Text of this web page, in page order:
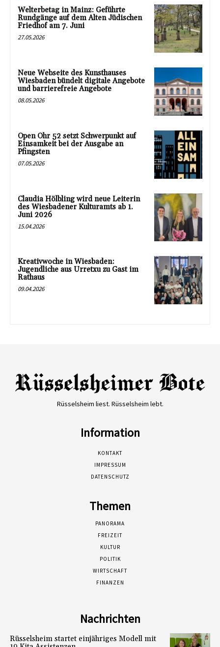
Welterbetag in Mainz: Geführte
Rundgänge auf dem Alten Jüdischen
Friedhof am 7. Juni
27.05.2026
Neue Webseite des Kunsthauses
Wiesbaden bündelt digitale Angebote
und barrierefreie Angebote
08.05.2026
Open Ohr 52 setzt Schwerpunkt auf
Einsamkeit bei der Ausgabe an
Pfingsten
07.05.2026
Claudia Hölbling wird neue Leiterin
des Wiesbadener Kulturamts ab 1.
Juni 2026
15.04.2026
Kreativwoche in Wiesbaden:
Jugendliche aus Urretxu zu Gast im
Rathaus
09.04.2026
Rüsselsheim liest. Rüsselsheim lebt.
Information
KONTAKT
IMPRESSUM
DATENSCHUTZ
Themen
PANORAMA
FREIZEIT
KULTUR
POLITIK
WIRTSCHAFT
FINANZEN
Nachrichten
Rüsselsheim startet einjähriges Modell mit